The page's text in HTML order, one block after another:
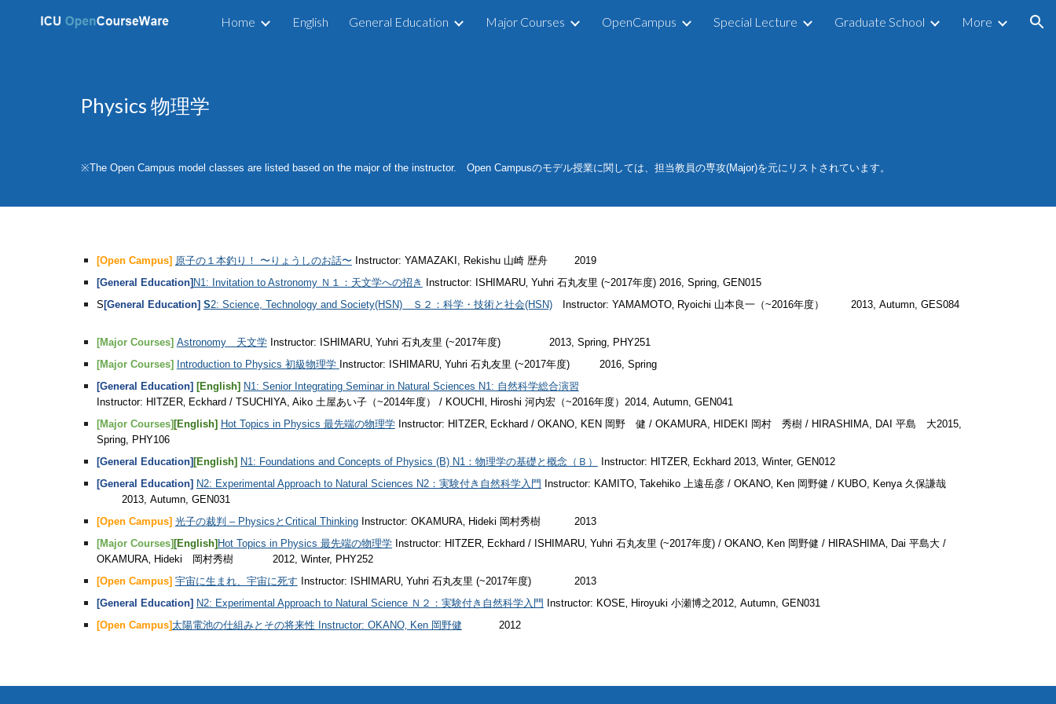
Skip to main content Skip to navigation
Home English General Education Major Courses OpenCampus Special Lecture Graduate School More
Physics 物理学
※The Open Campus model classes are listed based on the major of the instructor. Open Campusのモデル授業に関しては、担当教員の専攻(Major)を元にリストされています。
[Open Campus] 原子の１本釣り！ 〜りょうしのお話〜 Instructor: YAMAZAKI, Rekishu 山崎 歴舟 2019
[General Education] N1: Invitation to Astronomy Ｎ１：天文学への招き Instructor: ISHIMARU‚ Yuhri 石丸友里 (~2017年度) 2016, Spring, GEN015
S [General Education] S2: Science, Technology and Society(HSN) Ｓ２：科学・技術と社会(HSN)Instructor: YAMAMOTO‚ Ryoichi 山本良一（~2016年度） 2013, Autumn, GES084
[Major Courses] Astronomy 天文学 Instructor: ISHIMARU‚ Yuhri 石丸友里 (~2017年度)
2013, Spring, PHY251
[Major Courses]
Introduction to Physics 初級物理学 Instructor: ISHIMARU‚ Yuhri 石丸友里 (~2017年度) 2016, Spring
[General Education] [English] N1: Senior Integrating Seminar in Natural Sciences N1: 自然科学総合演習
Instructor: HITZER‚ Eckhard / TSUCHIYA, Aiko 土屋あい子（~2014年度） / KOUCHI‚ Hiroshi 河内宏（~2016年度）2014, Autumn, GEN041
[Major Courses] [English] Hot Topics in Physics 最先端の物理学 Instructor: HITZER‚ Eckhard / OKANO, KEN 岡野 健 / OKAMURA, HIDEKI 岡村 秀樹 / HIRASHIMA, DAI 平島 大2015,
Spring, PHY106
[General Education] [English] N1: Foundations and Concepts of Physics (B) N1：物理学の基礎と概念（Ｂ）
Instructor: HITZER‚ Eckhard 2013, Winter, GEN012
[General Education] N2: Experimental Approach to Natural Sciences N2：実験付き自然科学入門
Instructor: KAMITO‚ Takehiko 上遠岳彦 / OKANO‚ Ken 岡野健 / KUBO, Kenya 久保謙哉
2013, Autumn, GEN031
[Open Campus] 光子の裁判 – PhysicsとCritical Thinking Instructor: OKAMURA‚ Hideki 岡村秀樹
2013
[Major Courses] [English] Hot Topics in Physics 最先端の物理学 Instructor: HITZER‚ Eckhard / ISHIMARU‚ Yuhri 石丸友里 (~2017年度) / OKANO‚ Ken 岡野健 / HIRASHIMA‚ Dai 平島大 /
OKAMURA‚ Hideki 岡村秀樹
2012, Winter, PHY252
[Open Campus] 宇宙に生まれ、宇宙に死す Instructor: ISHIMARU‚ Yuhri 石丸友里 (~2017年度)
2013
[General Education] N2: Experimental Approach to Natural Science Ｎ２：実験付き自然科学入門
Instructor: KOSE‚ Hiroyuki 小瀬博之2012, Autumn, GEN031
[Open Campus]太陽電池の仕組みとその将来性 Instructor: OKANO‚ Ken 岡野健 2012